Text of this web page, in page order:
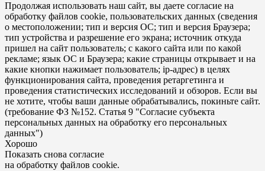
Продолжая использовать наш сайт, вы даете согласие на
обработку файлов cookie, пользовательских данных (сведения
о местоположении; тип и версия ОС; тип и версия Браузера;
тип устройства и разрешение его экрана; источник откуда
пришел на сайт пользователь; с какого сайта или по какой
рекламе; язык ОС и Браузера; какие страницы открывает и на
какие кнопки нажимает пользователь; ip-адрес) в целях
функционирования сайта, проведения ретаргетинга и
проведения статистических исследований и обзоров. Если вы
не хотите, чтобы ваши данные обрабатывались, покиньте сайт.
(требование ФЗ №152. Статья 9 "Согласие субъекта
персональных данных на обработку его персональных
данных")
Хорошо
Показать снова согласие
на обработку файлов cookie.